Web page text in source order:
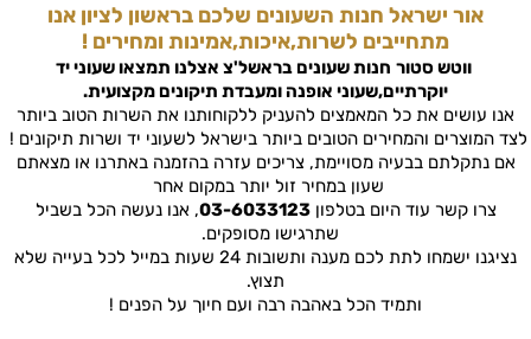
אור ישראל חנות השעונים שלכם בראשון לציון אנו
מתחייבים לשרות,איכות,אמינות ומחירים !
ווטש סטור חנות שעונים בראשל'צ אצלנו תמצאו שעוני יד
יוקרתיים,שעוני אופנה ומעבדת תיקונים מקצועית.
אנו עושים את כל המאמצים להעניק ללקוחותנו את השרות הטוב ביותר
לצד המוצרים והמחירים הטובים ביותר בישראל לשעוני יד ושרות תיקונים !
אם נתקלתם בבעיה מסויימת, צריכים עזרה בהזמנה באתרנו או מצאתם
שעון במחיר זול יותר במקום אחר
צרו קשר עוד היום בטלפון03-6033123, אנו נעשה הכל בשביל
שתרגישו מסופקים.
נציגנו ישמחו לתת לכם מענה ותשובות 24 שעות במייל לכל בעייה שלא
תצוץ.
ותמיד הכל באהבה רבה ועם חיוך על הפנים !